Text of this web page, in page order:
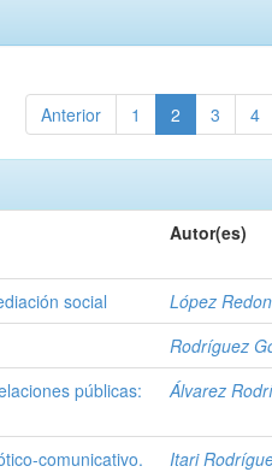
Anterior 1 2 3 4
Autor(es)
social
López
Rodríguez
públicas:
Álvarez
comunicativo.
Itari